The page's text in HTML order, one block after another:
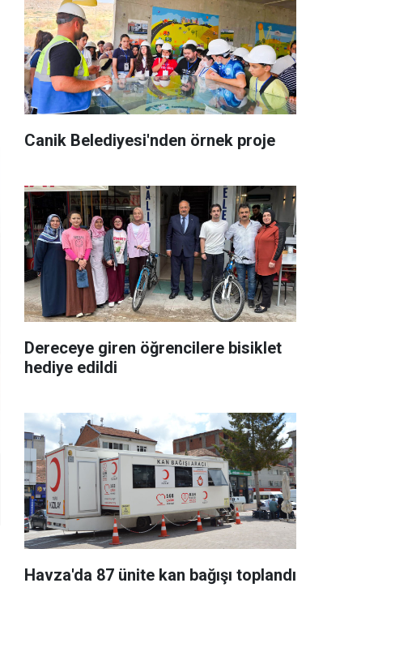
Canik Belediyesi'nden örnek proje
Dereceye giren öğrencilere bisiklet
hediye edildi
Havza'da 87 ünite kan bağışı toplandı